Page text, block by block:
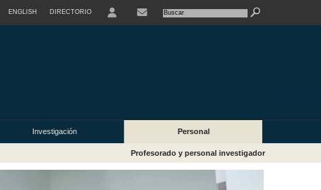
ENGLISH DIRECTORIO
Investigación Personal
Profesorado y personal investigador